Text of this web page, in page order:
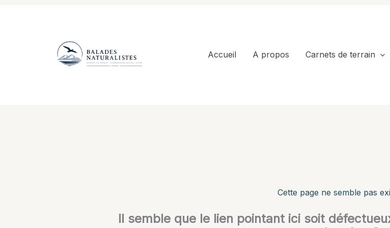
Accueil
A propos Carnets de terrain
Cette page ne semble pas
Il semble que le lien pointant ici soit